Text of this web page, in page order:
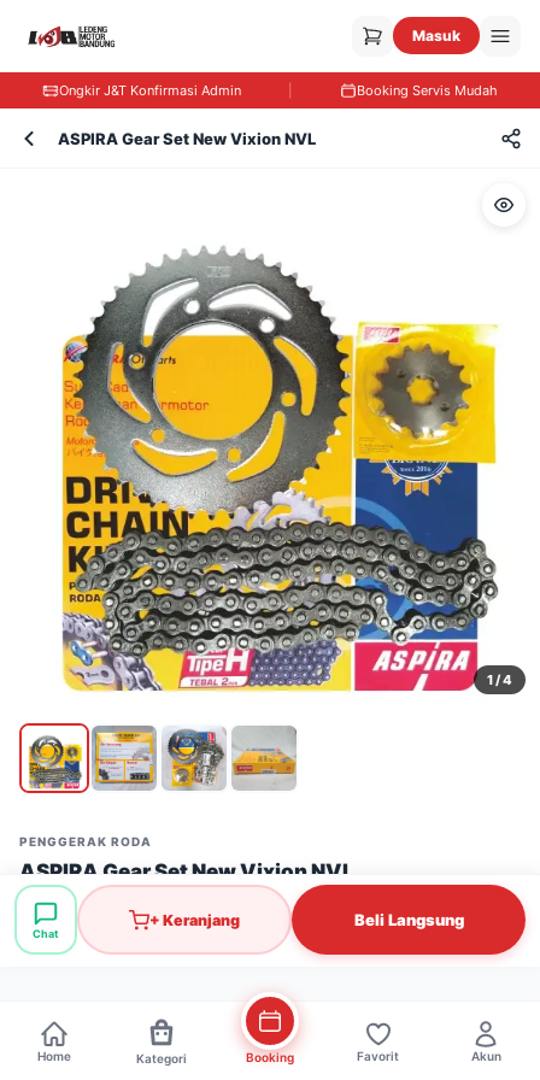
Masuk
Ongkir J&T Konfirmasi Admin Booking Servis Mudah
ASPIRA Gear Set New Vixion NVL
1/ 4
PENGGERAK RODA
ASPIRA Gear Set New Vixion NVL
Stok: 11 pcs
Rp205.000
Chat
+ Keranjang Beli Langsung
Home Kategori Booking Favorit Akun